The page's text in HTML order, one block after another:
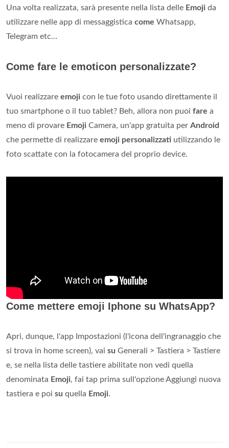
Una volta realizzata, sarà presente nella lista delle Emoji da
utilizzare nelle app di messaggistica come Whatsapp,
Telegram etc…
Come fare le emoticon personalizzate?
Vuoi realizzare emoji con le tue foto usando direttamente il
tuo smartphone o il tuo tablet? Beh, allora non puoi fare a
meno di provare Emoji Camera, un'app gratuita per Android
che permette di realizzare emoji personalizzati utilizzando le
foto scattate con la fotocamera del proprio device.
Come mettere emoji Iphone su WhatsApp?
Apri, dunque, l'app Impostazioni (l'icona dell'ingranaggio che
si trova in home screen), vai su Generali > Tastiera > Tastiere
e, se nella lista delle tastiere abilitate non vedi quella
denominata Emoji, fai tap prima sull'opzione Aggiungi nuova
tastiera e poi su quella Emoji.